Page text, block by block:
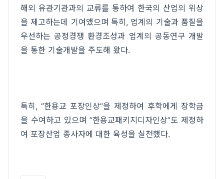
해외 유관기관과의 교류를 통하여 한국의 산업의 위상
을 제고하는데 기여앴으며 특히, 업계의 기술과 품질을
우선하는 공정경쟁 환경조성과 업계의 공동연구 개발
을 통한 기술개발을 주도해 왔다.
특히, “한용교 포장인상”을 제정하여 후학에게 장학금
을 수여하고 있으며 “한용교패키지디자인상”도 제정하
여 포장산업 종사자에 대한 육성을 실천했다.